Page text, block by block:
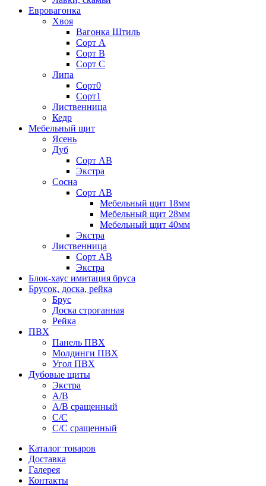
Евровагонка
Хвоя
Вагонка Штиль
Сорт А
Сорт В
Сорт С
Липа
Сорт0
Сорт1
Лиственница
Кедр
Мебельный щит
Ясень
Дуб
Сорт АВ
Экстра
Сосна
Сорт АВ
Мебельный щит 18мм
Мебельный щит 28мм
Мебельный щит 40мм
Экстра
Лиственница
Сорт АВ
Экстра
Блок-хаус имитация бруса
Брусок, доска, рейка
Брус
Доска строганная
Рейка
ПВХ
Панель ПВХ
Молдинги ПВХ
Угол ПВХ
Дубовые щиты
Экстра
А/В
А/В сращенный
С/С
С/С сращенный
Каталог товаров
Доставка
Галерея
Контакты